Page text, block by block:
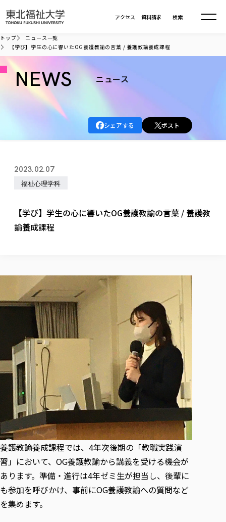
資料請求
アクセス 検索
大学について
建学の精神・教育の理念
学長室の窓
各種方針
大学の歩み
学則
校歌の歴史
関連法人
教職員募集
役員・評議員一覧
キャンパス案内
大学の取り組み
大学の取り組み
社会連携・研究
カリキュラム編成ガイドライン
研究活動における不正行為の防止等に関する対応
大学広報誌「TFU Newsletter 東北福祉大学通信」
初年次教育（リエゾンゼミⅠ）について
リエゾンゼミ・ナビ（テキスト等）
お役立ち情報（リンク集）
放射線モニタリング測定結果（国見キャンパス）
情報公開
寄附行為
事業計画／財務・事業報告
大学評価
IR情報
学校教育法施行規則第172条の2に基づく情報公開
教職課程における情報の公表
学部・学科等設置計画履行状況報告書
情報公開規程
学部・大学院
学部・大学院TOP
総合福祉学部
社会福祉学科
福祉行政学科
共生まちづくり学部
共生まちづくり学科
教育学部
健康科学部
リハビリテーション学科
医療経営管理学科
情報福祉マネジメント学科
仏教専修科
大学院
大学院
総合福祉学研究科 社会福祉学専攻 修士課程
総合福祉学研究科 社会福祉学専攻 博士課程
総合福祉学研究科 福祉心理学専攻 修士課程
教育学研究科 教育学専攻 修士課程
通信教育部
通信教育部
通信制大学院 総合福祉学研究科 社会福祉学専攻 修士課程
通信制大学院 総合福祉学研究科 福祉心理学専攻 修士課程
カリキュラム（学部・大学院）
その他の就学機会
学びの特徴
学びの特徴
ICT教育
初年次教育（リエゾンゼミⅠ）
実学臨床教育（総合福祉学部のみ履修可能）
教員紹介・業績
学びのサポート
学びのサポート
入学試験
デジタルパンフ
就職状況
東北福祉大学のキャリアサポート
進路・就職支援
東北福祉大学のキャリア教育
採用ご担当者様へ
採用ご担当者様へ
センター長の挨拶
求人の受付について
単独学内説明会のご案内
在学生の方
在学生の方
資格取得報奨制度について
東北福祉大学求人・インターンシップ検索サイト（キャリタス
卒業生の方
卒業生の方
卒業後のキャリア支援体制
在学生による訪問、情報提供へのご協力のお願い
卒業生アンケート
よくあるご質問
東北福祉大学のDNA
在学生インタビュー
課外活動
課外活動 TOP
文化会・文化系サークル紹介
大学指定団体紹介
国際交流
交換留学生 Exchange students
海外留学・研修
外国人在学生
Prospective Students
学生支援センター国際交流の活動
スタッフ紹介
ニュース一覧
社会連携・研究 TOP
東北福祉大学の研究活動
東北福祉大学の研究活動
東北福祉大学の研究紹介
共同研究等をご検討の皆様へ
東北福祉大学の紀要・リポジトリ
東北福祉大学の紀要・リポジトリ
研究紀要
教職研究
東北福祉大学教育・教職センター特別支援教育研究年報一覧
芹沢銈介美術工芸館年報
東北福祉大学機関リポジトリ
東北福祉大学オープンアクセス方針
産学・産学官連携
産学・産学官連携
「高齢者のフレイル予防及びデジタルデバイド解消に向けた産
高齢者施設特化型モジュラー車いす開発
学生参加 × 産学官連携 ～ 「行学一如」の実践
社会貢献・地域連携活動
社会貢献・地域連携活動
社会貢献への取り組み
社会貢献・地域連携活動報告書
各種社会貢献活動の窓口
伝承講座「311『伝える／備える』次世代塾」
JICA草の根技術協力事業
被災地の子ども支援活動
生涯学習・社会人講座
自治体・団体等との主な協定
自治体・団体等との主な協定
研究所について
研究者のご紹介
生涯教育・キャリア教育
生涯教育・キャリア教育TOP
生涯学習・社会人講座
月例TFU実学臨床研究セミナー
特別支援教育研究室
TFU教育フォーラム
関連法人
取材について
施設利用
同窓会
学内ポータルシステム
Universal Passport
トップ
ニュース一覧
【学び】学生の心に響いたOG養護教諭の言葉 / 養護教諭養成課程
NEWS ニュース
シェアする ポスト
2023.02.07
福祉心理学科
【学び】学生の心に響いたOG養護教諭の言葉 / 養護教
諭養成課程
養護教諭養成課程では、4年次後期の「教職実践演
習」において、OG養護教諭から講義を受ける機会が
あります。準備・進行は4年ゼミ生が担当し、後輩に
も参加を呼びかけ、事前にOG養護教諭への質問など
を集めます。